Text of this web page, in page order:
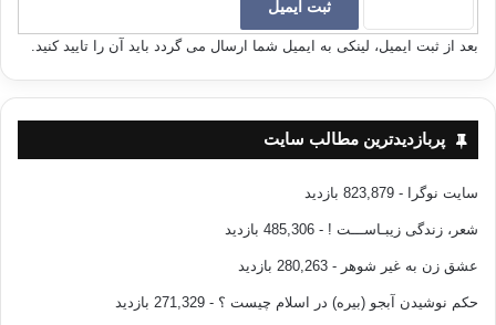
بعد از ثبت ایمیل، لینکی به ایمیل شما ارسال می گردد باید آن را تایید کنید.
پربازدیدترین مطالب سایت
سایت نوگرا - 823,879 بازدید
شعر، زندگی زیبـاســـت ! - 485,306 بازدید
عشق زن به غیر شوهر - 280,263 بازدید
حکم نوشیدن آبجو (بیره) در اسلام چیست ؟ - 271,329 بازدید